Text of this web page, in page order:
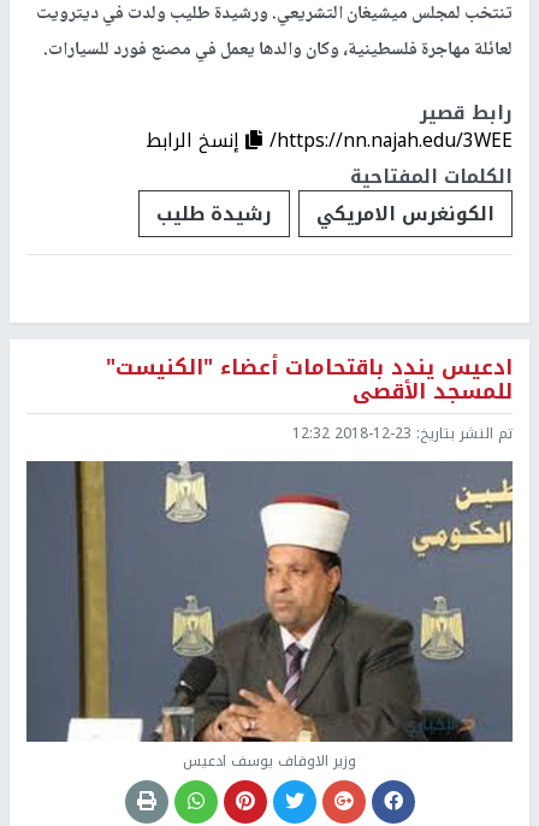
تنتخب لمجلس ميشيغان التشريعي. ورشيدة طليب ولدت في ديترويت
لعائلة مهاجرة فلسطينية، وكان والدها يعمل في مصنع فورد للسيارات.
رابط قصير
https://nn.najah.edu/3WEE/
إنسخ الرابط
الكلمات المفتاحية
الكونغرس الامريكي
رشيدة طليب
ادعيس يندد باقتحامات أعضاء "الكنيست"
للمسجد الأقصى
تم النشر بتاريخ: 2018-12-23 12:32
وزير الاوقاف يوسف ادعيس